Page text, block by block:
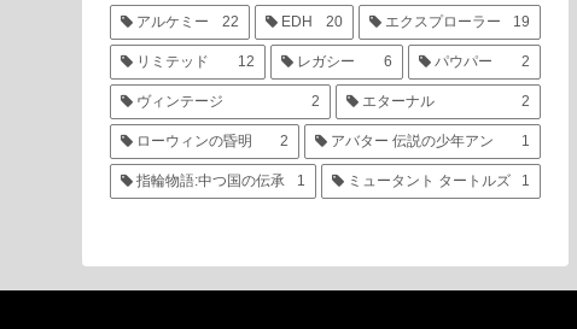
アルケミー 22 EDH 20 エクスプローラー 19
リミテッド 12 レガシー 6 パウパー 2
ヴィンテージ 2 エターナル 2
ローウィンの昏明 2 アバター 伝説の少年アン 1
指輪物語:中つ国の伝承 1 ミュータント タートルズ 1